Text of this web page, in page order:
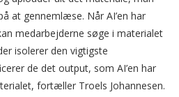
at gennemlæse. Når AI’en har
medarbejderne søge i materialet
isolerer den vigtigste
de det output, som AI’en har
fortæller Troels Johannesen.